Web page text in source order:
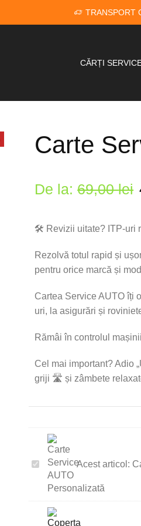
TRANSPORT
CĂRȚI
Carte
De la:69,00lei
🛠️ Revizii uitate? ITP-uri
Rezolvă totul rapid și
pentru orice marcă și
Cartea Service AUTO îți
uri, la asigurări și
Rămâi în controlul
Cel mai important? Adio
griji 🛣️ și zâmbete
Carte
Service
AUTO
Personalizată
Acest articol: